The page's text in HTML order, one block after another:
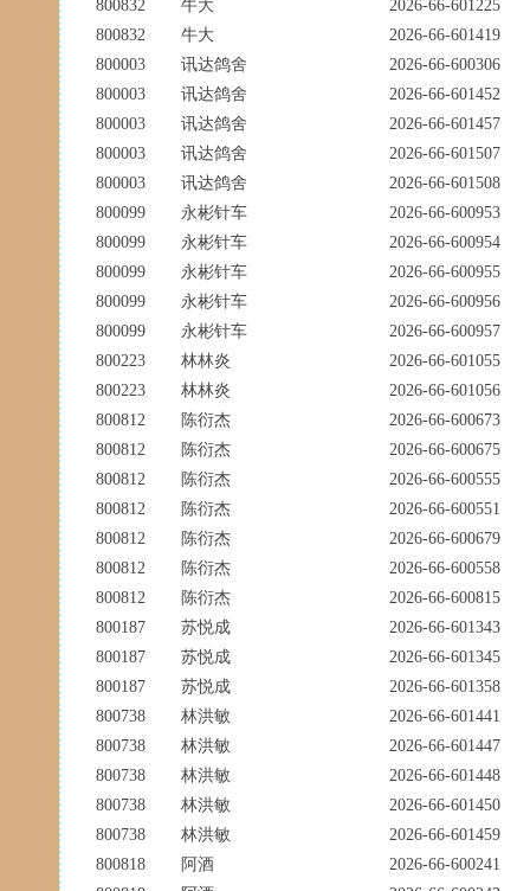
800832
牛大
2026-66-601225
800832
牛大
2026-66-601419
800003
讯达鸽舍
2026-66-600306
800003
讯达鸽舍
2026-66-601452
800003
讯达鸽舍
2026-66-601457
800003
讯达鸽舍
2026-66-601507
800003
讯达鸽舍
2026-66-601508
800099
永彬针车
2026-66-600953
800099
永彬针车
2026-66-600954
800099
永彬针车
2026-66-600955
800099
永彬针车
2026-66-600956
800099
永彬针车
2026-66-600957
800223
林林炎
2026-66-601055
800223
林林炎
2026-66-601056
800812
陈衍杰
2026-66-600673
800812
陈衍杰
2026-66-600675
800812
陈衍杰
2026-66-600555
800812
陈衍杰
2026-66-600551
800812
陈衍杰
2026-66-600679
800812
陈衍杰
2026-66-600558
800812
陈衍杰
2026-66-600815
800187
苏悦成
2026-66-601343
800187
苏悦成
2026-66-601345
800187
苏悦成
2026-66-601358
800738
林洪敏
2026-66-601441
800738
林洪敏
2026-66-601447
800738
林洪敏
2026-66-601448
800738
林洪敏
2026-66-601450
800738
林洪敏
2026-66-601459
800818
阿酒
2026-66-600241